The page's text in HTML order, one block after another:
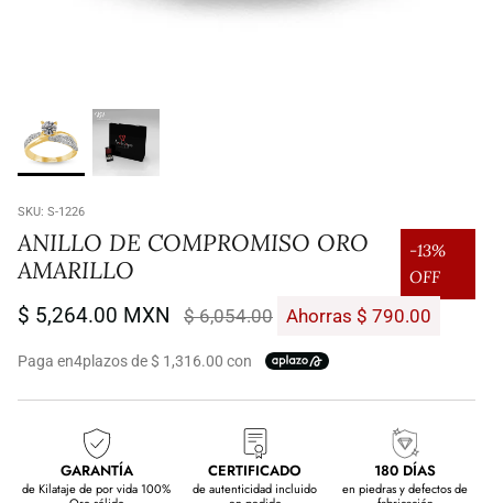
SKU: S-1226
ANILLO DE COMPROMISO ORO
AMARILLO
-13%
OFF
$ 5,264.00 MXN $ 6,054.00 Ahorras $ 790.00
Paga en4plazos de $ 1,316.00 con
GARANTÍA
de Kilataje de por vida 100%
CERTIFICADO
de autenticidad incluido
180 DÍAS
en piedras y defectos de